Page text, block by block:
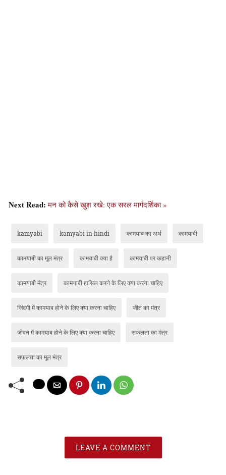
Next Read:मन को कैसे खुश रखे: एक सरल मार्गदर्शिका »
kamyabi kamyabi in hindi कामयाब का अर्थ कामयाबी
कामयाबी का मूल मंत्र कामयाबी क्या है कामयाबी पर कहानी
कामयाबी मंत्र कामयाबी हासिल करने के लिए क्या करना चाहिए
जिंदगी में कामयाब होने के लिए क्या करना चाहिए जीत का मंत्र
जीवन में कामयाब होने के लिए क्या करना चाहिए सफलता का मंत्र
सफलता का मूल मंत्र
LEAVE A COMMENT